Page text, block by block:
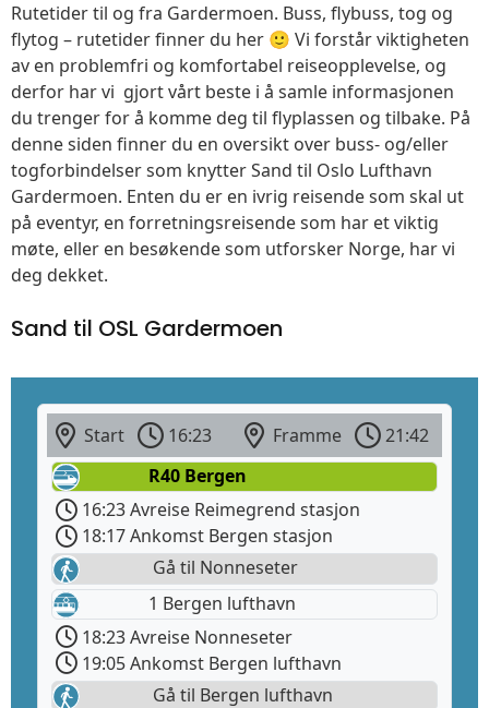
Rutetider til og fra Gardermoen. Buss, flybuss, tog og
flytog – rutetider finner du her 🙂 Vi forstår viktigheten
av en problemfri og komfortabel reiseopplevelse, og
derfor har vi gjort vårt beste i å samle informasjonen
du trenger for å komme deg til flyplassen og tilbake. På
denne siden finner du en oversikt over buss- og/eller
togforbindelser som knytter Sand til Oslo Lufthavn
Gardermoen. Enten du er en ivrig reisende som skal ut
på eventyr, en forretningsreisende som har et viktig
møte, eller en besøkende som utforsker Norge, har vi
deg dekket.
Sand til OSL Gardermoen
Start 16:23 Framme
21:42
R40 Bergen
16:23 Avreise Reimegrend stasjon
18:17 Ankomst Bergen stasjon
Gå til Nonneseter
1 Bergen lufthavn
18:23 Avreise Nonneseter
19:05 Ankomst Bergen lufthavn
Gå til Bergen lufthavn